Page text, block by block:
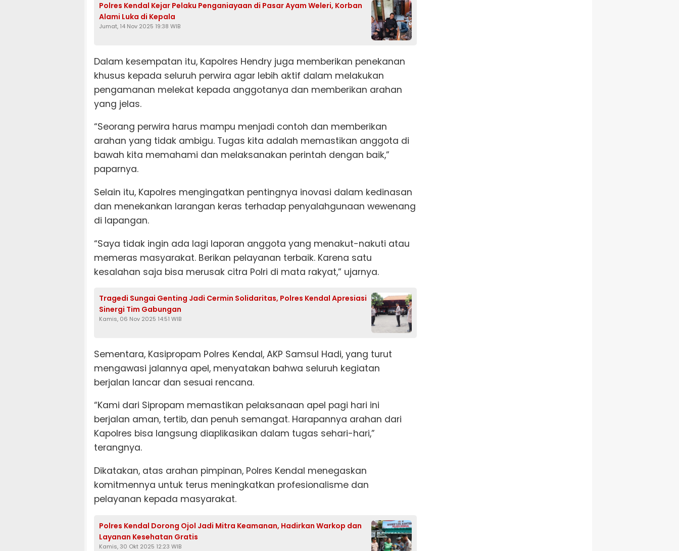
Polres Kendal Kejar Pelaku Penganiayaan di Pasar Ayam Weleri, Korban
Alami Luka di Kepala
Jumat, 14 Nov 2025 19:38 WIB
Dalam kesempatan itu, Kapolres Hendry juga memberikan penekanan
khusus kepada seluruh perwira agar lebih aktif dalam melakukan
pengamanan melekat kepada anggotanya dan memberikan arahan
yang jelas.
“Seorang perwira harus mampu menjadi contoh dan memberikan
arahan yang tidak ambigu. Tugas kita adalah memastikan anggota di
bawah kita memahami dan melaksanakan perintah dengan baik,”
paparnya.
Selain itu, Kapolres mengingatkan pentingnya inovasi dalam kedinasan
dan menekankan larangan keras terhadap penyalahgunaan wewenang
di lapangan.
“Saya tidak ingin ada lagi laporan anggota yang menakut-nakuti atau
memeras masyarakat. Berikan pelayanan terbaik. Karena satu
kesalahan saja bisa merusak citra Polri di mata rakyat,” ujarnya.
Tragedi Sungai Genting Jadi Cermin Solidaritas, Polres Kendal Apresiasi
Sinergi Tim Gabungan
Kamis, 06 Nov 2025 14:51 WIB
Sementara, Kasipropam Polres Kendal, AKP Samsul Hadi, yang turut
mengawasi jalannya apel, menyatakan bahwa seluruh kegiatan
berjalan lancar dan sesuai rencana.
“Kami dari Sipropam memastikan pelaksanaan apel pagi hari ini
berjalan aman, tertib, dan penuh semangat. Harapannya arahan dari
Kapolres bisa langsung diaplikasikan dalam tugas sehari-hari,”
terangnya.
Dikatakan, atas arahan pimpinan, Polres Kendal menegaskan
komitmennya untuk terus meningkatkan profesionalisme dan
pelayanan kepada masyarakat.
Polres Kendal Dorong Ojol Jadi Mitra Keamanan, Hadirkan Warkop dan
Layanan Kesehatan Gratis
Kamis, 30 Okt 2025 12:23 WIB